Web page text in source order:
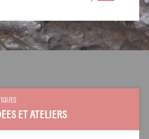
ET ATELIERS